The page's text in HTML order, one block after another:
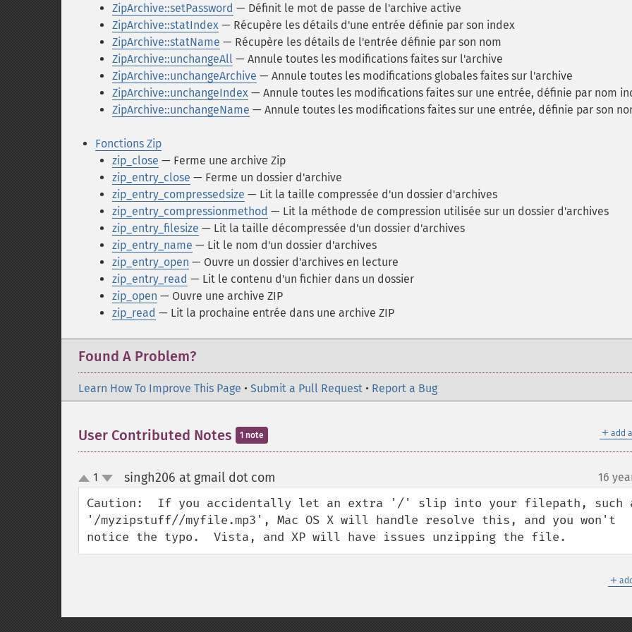
ZipArchive::setPassword — Définit le mot de passe de l'archive active
ZipArchive::statIndex — Récupère les détails d'une entrée définie par son index
ZipArchive::statName — Récupère les détails de l'entrée définie par son nom
ZipArchive::unchangeAll — Annule toutes les modifications faites sur l'archive
ZipArchive::unchangeArchive — Annule toutes les modifications globales faites sur l'archive
ZipArchive::unchangeIndex — Annule toutes les modifications faites sur une entrée, définie par nom
ZipArchive::unchangeName — Annule toutes les modifications faites sur une entrée, définie par son
Fonctions Zip
zip_close — Ferme une archive Zip
zip_entry_close — Ferme un dossier d'archive
zip_entry_compressedsize — Lit la taille compressée d'un dossier d'archives
zip_entry_compressionmethod — Lit la méthode de compression utilisée sur un dossier d'archives
zip_entry_filesize — Lit la taille décompressée d'un dossier d'archives
zip_entry_name — Lit le nom d'un dossier d'archives
zip_entry_open — Ouvre un dossier d'archives en lecture
zip_entry_read — Lit le contenu d'un fichier dans un dossier
zip_open — Ouvre une archive ZIP
zip_read — Lit la prochaine entrée dans une archive ZIP
Found A Problem?
Learn How To Improve This Page • Submit a Pull Request • Report a Bug
＋ add
User Contributed Notes 1 note
up
down
1 singh206 at gmail dot com 16
Caution:  If you accidentally let an extra '/' slip into your filepath, such
'/myzipstuff//myfile.mp3', Mac OS X will handle resolve this, and you won't
notice the typo.  Vista, and XP will have issues unzipping the file.
＋